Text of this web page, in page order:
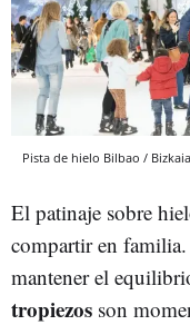
Pista de hielo Bilbao / Bizkaia
El patinaje sobre
compartir en
mantener el
tropiezos son